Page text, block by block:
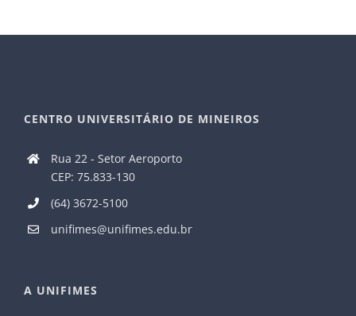
CENTRO UNIVERSITÁRIO DE MINEIROS
Rua 22 - Setor Aeroporto
CEP: 75.833-130
(64) 3672-5100
unifimes@unifimes.edu.br
A UNIFIMES